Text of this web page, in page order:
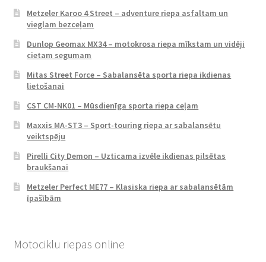
Metzeler Karoo 4 Street – adventure riepa asfaltam un
vieglam bezceļam
Dunlop Geomax MX34 – motokrosa riepa mīkstam un vidēji
cietam segumam
Mitas Street Force – Sabalansēta sporta riepa ikdienas
lietošanai
CST CM-NK01 – Mūsdienīga sporta riepa ceļam
Maxxis MA-ST3 – Sport-touring riepa ar sabalansētu
veiktspēju
Pirelli City Demon – Uzticama izvēle ikdienas pilsētas
braukšanai
Metzeler Perfect ME77 – Klasiska riepa ar sabalansētām
īpašībām
Motociklu riepas online